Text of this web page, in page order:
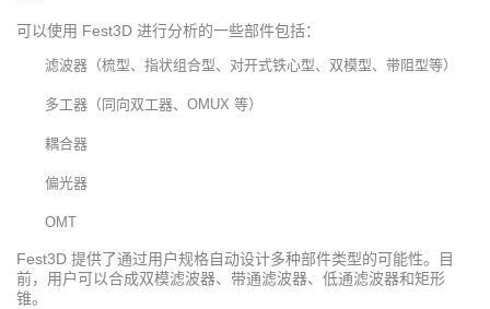
可以使用 Fest3D 进行分析的一些部件包括：
滤波器（梳型、指状组合型、对开式铁心型、双模型、带阻型等）
多工器（同向双工器、OMUX 等）
耦合器
偏光器
OMT
Fest3D 提供了通过用户规格自动设计多种部件类型的可能性。目
前，用户可以合成双模滤波器、带通滤波器、低通滤波器和矩形
锥。